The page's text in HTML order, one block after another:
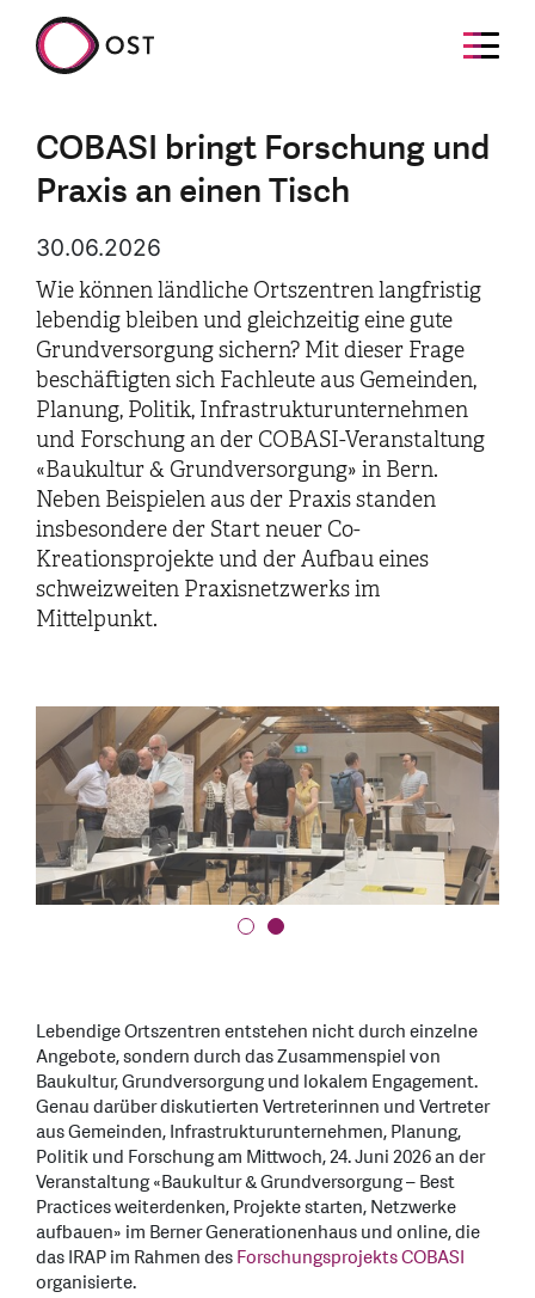
COBASI bringt Forschung und
Praxis an einen Tisch
30.06.2026
Wie können ländliche Ortszentren langfristig
lebendig bleiben und gleichzeitig eine gute
Grundversorgung sichern? Mit dieser Frage
beschäftigten sich Fachleute aus Gemeinden,
Planung, Politik, Infrastrukturunternehmen
und Forschung an der COBASI-Veranstaltung
«Baukultur & Grundversorgung» in Bern.
Neben Beispielen aus der Praxis standen
insbesondere der Start neuer Co-
Kreationsprojekte und der Aufbau eines
schweizweiten Praxisnetzwerks im
Mittelpunkt.
Lebendige Ortszentren entstehen nicht durch einzelne
Angebote, sondern durch das Zusammenspiel von
Baukultur, Grundversorgung und lokalem Engagement.
Genau darüber diskutierten Vertreterinnen und Vertreter
aus Gemeinden, Infrastrukturunternehmen, Planung,
Politik und Forschung am Mittwoch, 24. Juni 2026 an der
Veranstaltung «Baukultur & Grundversorgung – Best
Practices weiterdenken, Projekte starten, Netzwerke
aufbauen» im Berner Generationenhaus und online, die
das IRAP im Rahmen desForschungsprojekts COBASI
organisierte.